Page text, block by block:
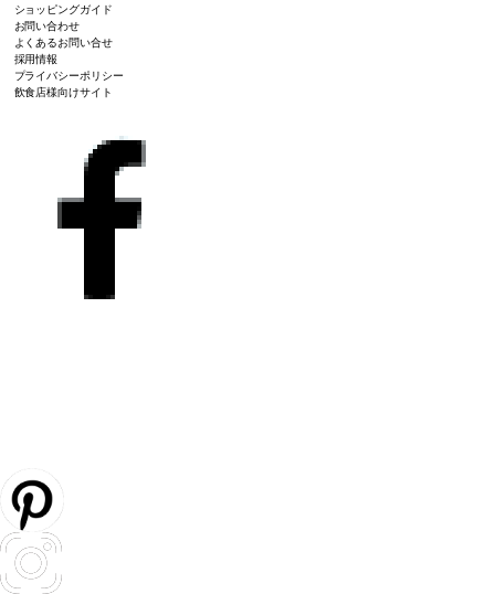
ショッピングガイド
お問い合わせ
よくあるお問い合せ
採用情報
プライバシーポリシー
飲食店様向けサイト